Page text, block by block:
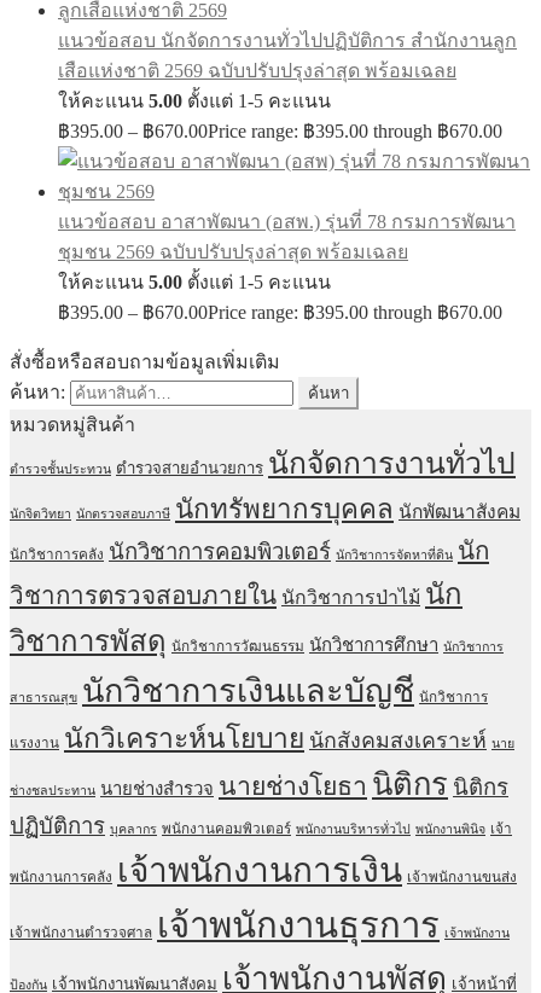
แนวข้อสอบ นักจัดการงานทั่วไปปฏิบัติการ สำนักงานลูก
เสือแห่งชาติ 2569 ฉบับปรับปรุงล่าสุด พร้อมเฉลย
ให้คะแนน 5.00 ตั้งแต่ 1-5 คะแนน
฿395.00 – ฿670.00Price range: ฿395.00 through ฿670.00
แนวข้อสอบ อาสาพัฒนา (อสพ.) รุ่นที่ 78 กรมการพัฒนา
ชุมชน 2569 ฉบับปรับปรุงล่าสุด พร้อมเฉลย
ให้คะแนน 5.00 ตั้งแต่ 1-5 คะแนน
฿395.00 – ฿670.00Price range: ฿395.00 through ฿670.00
สั่งซื้อหรือสอบถามข้อมูลเพิ่มเติม
ค้นหา:
ค้นหา
หมวดหมู่สินค้า
ตำรวจชั้นประทวน ตำรวจสายอำนวยการ นักจัดการงานทั่วไป
นักจิตวิทยา นักตรวจสอบภาษี นักทรัพยากรบุคคล นักพัฒนาสังคม
นักวิชาการคลัง นักวิชาการคอมพิวเตอร์ นักวิชาการจัดหาที่ดิน นัก
วิชาการตรวจสอบภายใน นักวิชาการป่าไม้ นัก
วิชาการพัสดุ นักวิชาการวัฒนธรรม นักวิชาการศึกษา นักวิชาการ
สาธารณสุข นักวิชาการเงินและบัญชี นักวิชาการ
แรงงาน นักวิเคราะห์นโยบาย นักสังคมสงเคราะห์ นาย
ช่างชลประทาน นายช่างสำรวจ นายช่างโยธา นิติกร นิติกร
ปฏิบัติการ บุคลากร พนักงานคอมพิวเตอร์ พนักงานบริหารทั่วไป พนักงานพินิจ เจ้า
พนักงานการคลัง เจ้าพนักงานการเงิน เจ้าพนักงานขนส่ง
เจ้าพนักงานตำรวจศาล เจ้าพนักงานธุรการ เจ้าพนักงาน
ป้องกัน เจ้าพนักงานพัฒนาสังคม เจ้าพนักงานพัสดุ เจ้าหน้าที่